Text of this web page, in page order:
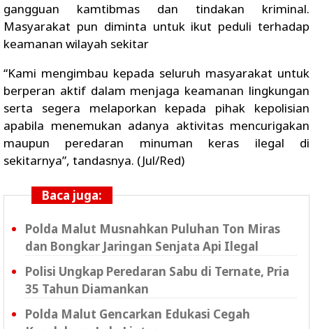
gangguan kamtibmas dan tindakan kriminal.
Masyarakat pun diminta untuk ikut peduli terhadap
keamanan wilayah sekitar
“Kami mengimbau kepada seluruh masyarakat untuk
berperan aktif dalam menjaga keamanan lingkungan
serta segera melaporkan kepada pihak kepolisian
apabila menemukan adanya aktivitas mencurigakan
maupun peredaran minuman keras ilegal di
sekitarnya”, tandasnya. (Jul/Red)
Baca juga:
Polda Malut Musnahkan Puluhan Ton Miras
dan Bongkar Jaringan Senjata Api Ilegal
Polisi Ungkap Peredaran Sabu di Ternate, Pria
35 Tahun Diamankan
Polda Malut Gencarkan Edukasi Cegah